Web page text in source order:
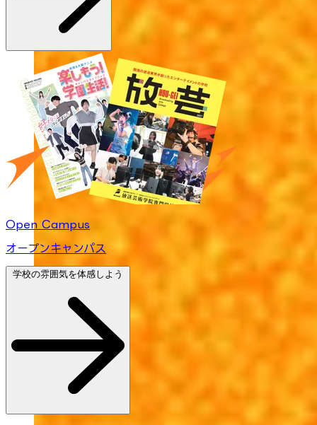
Open Campus
オープンキャンパス
学校の雰囲気を体感しよう